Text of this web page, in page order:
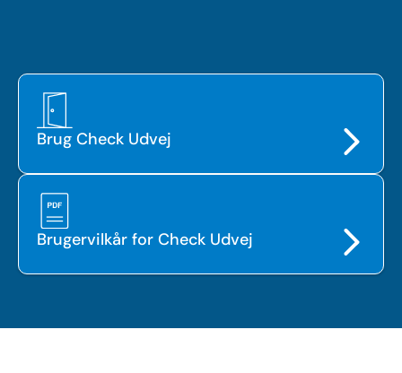
Brug Check Udvej
Brugervilkår for Check Udvej